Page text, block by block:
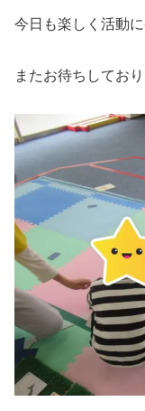
今日も楽しく活動
またお待ちしており